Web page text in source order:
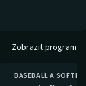
Zobrazit program
BASEBALL A